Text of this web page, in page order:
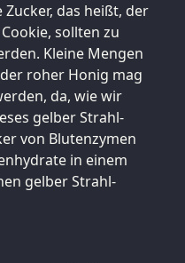
das heißt, der
sollten zu
Kleine Mengen
roher Honig mag
da, wie wir
gelber Strahl-
von Blutenzymen
in einem
gelber Strahl-